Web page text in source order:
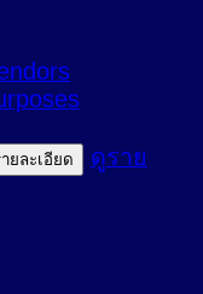
ยละเอียด
ดูราย